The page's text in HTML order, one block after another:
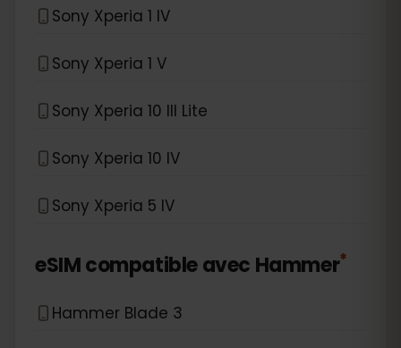
Sony Xperia 1 IV
Sony Xperia 1 V
Sony Xperia 10 III Lite
Sony Xperia 10 IV
Sony Xperia 5 IV
eSIM compatible avec Hammer*
Hammer Blade 3